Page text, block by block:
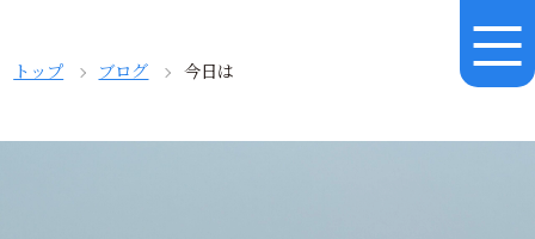
トップ ブログ 今日は